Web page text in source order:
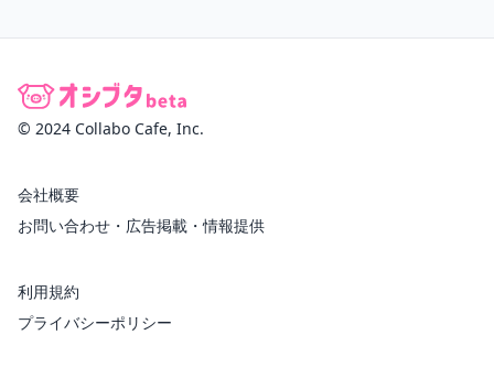
© 2024 Collabo Cafe, Inc.
会社概要
お問い合わせ・広告掲載・情報提供
利用規約
プライバシーポリシー